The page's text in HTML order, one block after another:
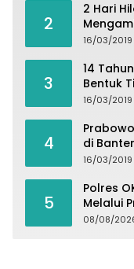
2
2 Hari
16/03/2019
3
14
Bentuk
16/03/2019
4
di
16/03/2019
5
Polres
Melalui
08/08/